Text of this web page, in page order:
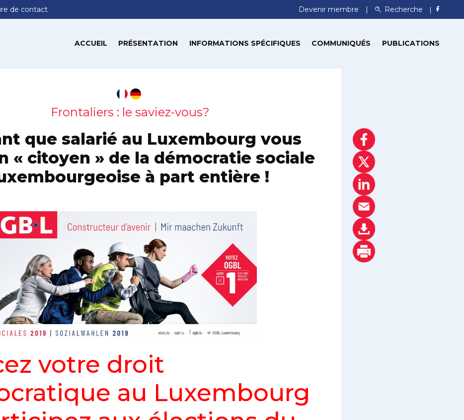
de contact Devenir membre Recherche
ACCUEIL PRÉSENTATION INFORMATIONS SPÉCIFIQUES COMMUNIQUÉS PUBLICATIONS
Frontaliers : le saviez-vous?
que salarié au Luxembourg vous
« citoyen » de la démocratie sociale
à part entière !
votre droit
au Luxembourg